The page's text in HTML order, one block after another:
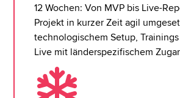
12 Wochen: Von MVP bis Live-
Projekt in kurzer Zeit agil
technologischem Setup,
Live mit länderspezifischem